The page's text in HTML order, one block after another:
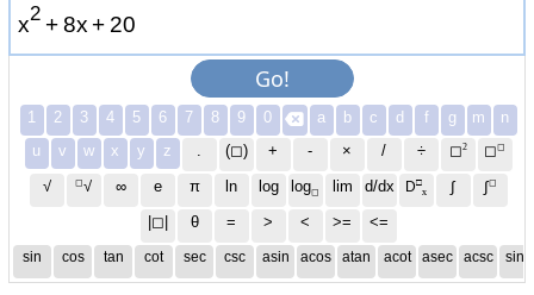
x2 + 8x + 20
Go!
1 2 3 4 5 6 7 8 9 0  a b c d f g m
n
u
v w x y z . (◻) + - × / ÷ ◻2 ◻◻
√ ◻√ ∞ e π ln log log◻ lim d/dx D□
x
∫ ∫◻
|◻| θ = > < >= <=
sin cos tan cot sec csc asin acos atan acot asec acsc sinh